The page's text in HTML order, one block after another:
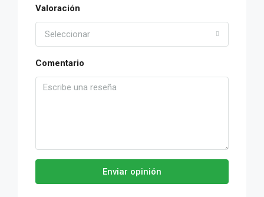
Valoración
Seleccionar
Comentario
Enviar opinión